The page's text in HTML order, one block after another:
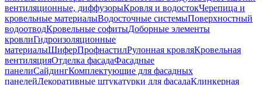
вентиляционные, диффузорыКровля и водостокЧерепица и
кровельные материалыВодосточные системыПоверхностный
водоотводКровельные софитыДоборные элементы
кровлиГидроизоляционные
материалыШиферПрофнастилРулонная кровляКровельная
вентиляцияОтделка фасадаФасадные
панелиСайдингКомплектующие для фасадных
панелейДекоративные штукатурки для фасадаКлинкерная